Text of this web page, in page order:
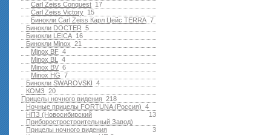
17
Carl Zeiss Conquest
15
Carl Zeiss Victory
7
Бинокли Carl Zeiss Карл Цейс TERRA
5
Бинокли DOCTER
16
Бинокли LEICA
21
Бинокли Minox
4
Minox BF
4
Minox BL
6
Minox BV
7
Minox HG
4
Бинокли SWAROVSKI
20
КОМЗ
218
Прицелы ночного видения
4
Ночные прицелы FORTUNA (Россия)
13
НПЗ (Новосибирский
Приборостростроительный Завод)
3
Прицелы ночного видения